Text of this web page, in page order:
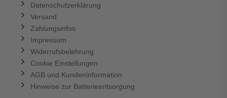
Datenschutzerklärung
Versand
Zahlungsinfos
Impressum
Widerrufsbelehrung
Cookie Einstellungen
AGB und Kundeninformation
Hinweise zur Batterieentsorgung